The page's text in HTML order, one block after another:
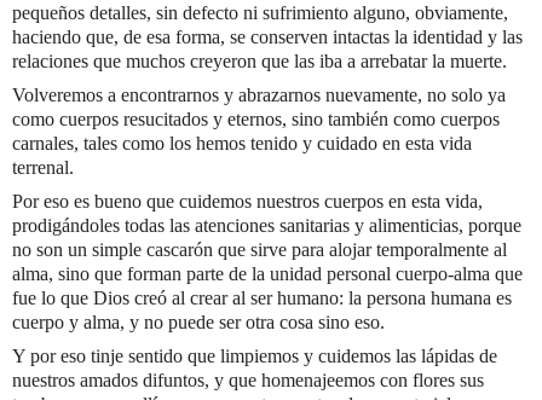
pequeños detalles, sin defecto ni sufrimiento alguno, obviamente,
haciendo que, de esa forma, se conserven intactas la identidad y las
relaciones que muchos creyeron que las iba a arrebatar la muerte.
Volveremos a encontrarnos y abrazarnos nuevamente, no solo ya
como cuerpos resucitados y eternos, sino también como cuerpos
carnales, tales como los hemos tenido y cuidado en esta vida
terrenal.
Por eso es bueno que cuidemos nuestros cuerpos en esta vida,
prodigándoles todas las atenciones sanitarias y alimenticias, porque
no son un simple cascarón que sirve para alojar temporalmente al
alma, sino que forman parte de la unidad personal cuerpo-alma que
fue lo que Dios creó al crear al ser humano: la persona humana es
cuerpo y alma, y no puede ser otra cosa sino eso.
Y por eso tinje sentido que limpiemos y cuidemos las lápidas de
nuestros amados difuntos, y que homenajeemos con flores sus